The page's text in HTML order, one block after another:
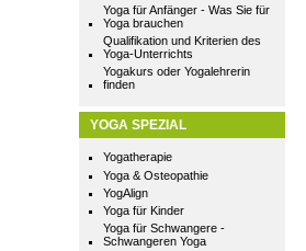
Yoga für Anfänger - Was Sie für
Yoga brauchen
Qualifikation und Kriterien des
Yoga-Unterrichts
Yogakurs oder Yogalehrerin
finden
YOGA SPEZIAL
Yogatherapie
Yoga & Osteopathie
YogAlign
Yoga für Kinder
Yoga für Schwangere -
Schwangeren Yoga